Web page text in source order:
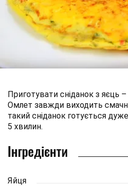
Приготувати сніданок з яєць
Омлет завжди виходить
такий сніданок готується
5 хвилин.
Інгредієнти
Яйця